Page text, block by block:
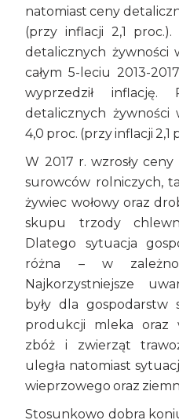
natomiast ceny
(przy inflacji 2,1
detalicznych żywności
całym 5-leciu 2013-
wyprzedził
detalicznych żywności
4,0 proc. (przy inflacji 2,1
W 2017 r. wzrosły
surowców rolniczych,
żywiec wołowy oraz
skupu trzody
Dlatego sytuacja
różna – w
Najkorzystniejsze
były dla gospodarstw
produkcji mleka oraz
zbóż i zwierząt
uległa natomiast
wieprzowego oraz
Stosunkowo dobra